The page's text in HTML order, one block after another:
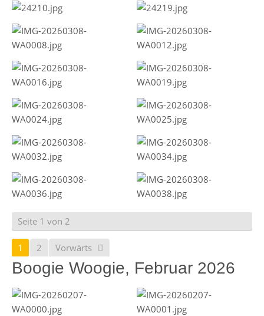
Seite 1 von 2
1 2 Vorwärts
Boogie Woogie, Februar 2026